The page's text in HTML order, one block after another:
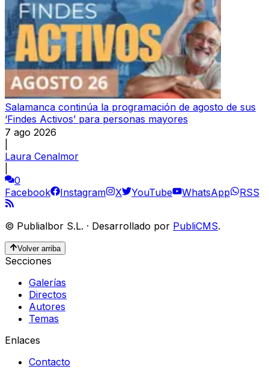
Salamanca continúa la programación de agosto de sus
‘Findes Activos’ para personas mayores
7 ago 2026
Laura Cenalmor
0
Facebook
Instagram X YouTube WhatsApp RSS
© Publialbor S.L. · Desarrollado por PubliCMS.
Volver arriba
Secciones
Galerías
Directos
Autores
Temas
Enlaces
Contacto